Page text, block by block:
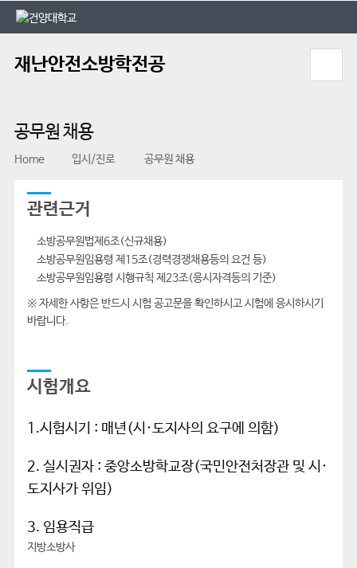
본문 바로가기
대메뉴 바로가기
재난안전소방학전공
공무원 채용
Home 입시/진로 공무원 채용
관련근거
소방공무원법제6조(신규채용)
소방공무원임용령 제15조(경력경쟁채용등의 요건 등)
소방공무원임용령 시행규칙 제23조(응시자격등의 기준)
※ 자세한 사항은 반드시 시험 공고문을 확인하시고 시험에 응시하시기
바랍니다.
시험개요
1.시험시기 : 매년(시·도지사의 요구에 의함)
2. 실시권자 : 중앙소방학교장(국민안전처장관 및 시·
도지사가 위임)
3. 임용직급
지방소방사